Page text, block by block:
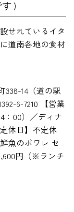
）
せれているイタ
道南各地の食材
338-14（道の駅
6-7210 【営業
：00）／ディナ
休日】不定休
魚のポワレ セ
円（※ランチ